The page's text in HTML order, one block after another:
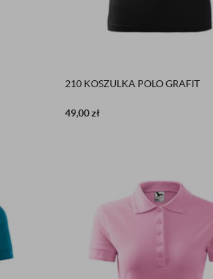
210 KOSZULKA POLO GRAFIT
49,00zł